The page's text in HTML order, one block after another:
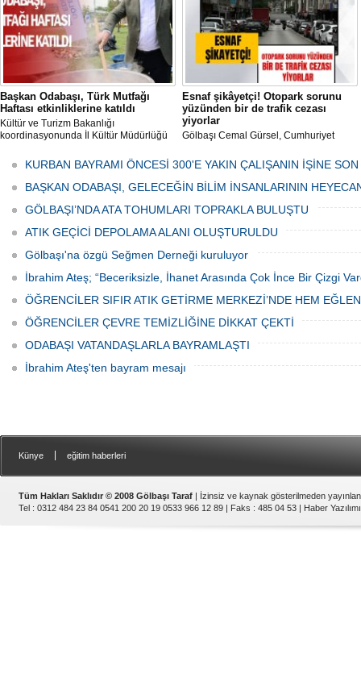
Başkan Odabaşı, Türk Mutfağı
Haftası etkinliklerine katıldı
Kültür ve Turizm Bakanlığı
koordinasyonunda İl Kültür Müdürlüğü
Haftası" etkinlikleri Ankara'da devam
ediyor.
Esnaf şikâyetçi! Otopark sorunu
yüzünden bir de trafik cezası
yiyorlar
Gölbaşı Cemal Gürsel, Cumhuriyet
bulunan esnaf ve alışverişe gelen
vatandaşlar park cezaları yüzünden
canından bezdi.
KURBAN BAYRAMI ÖNCESİ 300'E YAKIN ÇALIŞANIN İŞİNE
BAŞKAN ODABAŞI, GELECEĞİN BİLİM İNSANLARININ
GÖLBAŞI’NDA ATA TOHUMLARI TOPRAKLA BULUŞTU
ATIK GEÇİCİ DEPOLAMA ALANI OLUŞTURULDU
Gölbaşı'na özgü Seğmen Derneği kuruluyor
İbrahim Ateş; “Beceriksizle, İhanet Arasında Çok İnce Bir Çizgi
ÖĞRENCİLER SIFIR ATIK GETİRME MERKEZİ’NDE HEM
ÖĞRENCİLER ÇEVRE TEMİZLİĞİNE DİKKAT ÇEKTİ
ODABAŞI VATANDAŞLARLA BAYRAMLAŞTI
İbrahim Ateş'ten bayram mesajı
Künye eğitim haberleri
Tüm Hakları Saklıdır © 2008 Gölbaşı Taraf | İzinsiz ve kaynak gösterilmeden
Tel : 0312 484 23 84 0541 200 20 19 0533 966 12 89 | Faks : 485 04 53 | Haber Yazılımı